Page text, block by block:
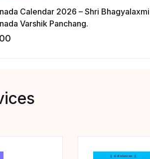
Calendar 2026 – Shri Bhagyalaxmi
Kannada Varshik Panchang.